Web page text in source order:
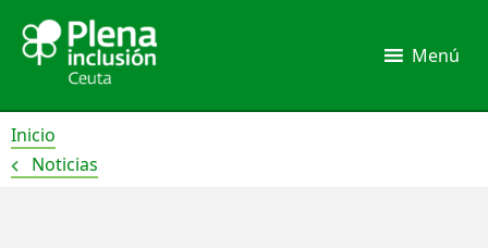
contenido
Menú
Inicio
Noticias